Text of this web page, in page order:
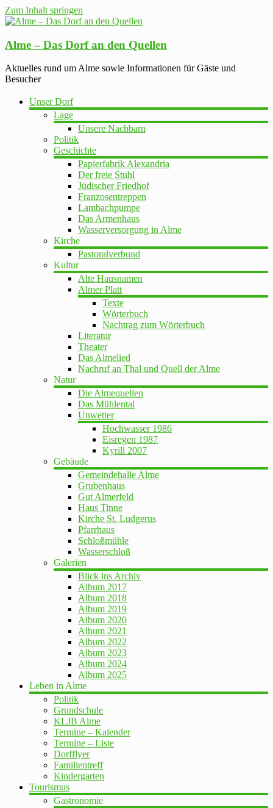
Zum Inhalt springen
Alme – Das Dorf an den Quellen
Aktuelles rund um Alme sowie Informationen für Gäste und
Besucher
Unser Dorf
Lage
Unsere Nachbarn
Politik
Geschichte
Papierfabrik Alexandria
Der freie Stuhl
Jüdischer Friedhof
Franzosentreppen
Lambachpumpe
Das Armenhaus
Wasserversorgung in Alme
Kirche
Pastoralverbund
Kultur
Alte Hausnamen
Almer Platt
Texte
Wörterbuch
Nachtrag zum Wörterbuch
Literatur
Theater
Das Almelied
Nachruf an Thal und Quell der Alme
Natur
Die Almequellen
Das Mühlental
Unwetter
Hochwasser 1986
Eisregen 1987
Kyrill 2007
Gebäude
Gemeindehalle Alme
Grubenhaus
Gut Almerfeld
Haus Tinne
Kirche St. Ludgerus
Pfarrhaus
Schloßmühle
Wasserschloß
Galerien
Blick ins Archiv
Album 2017
Album 2018
Album 2019
Album 2020
Album 2021
Album 2022
Album 2023
Album 2024
Album 2025
Leben in Alme
Politik
Grundschule
KLJB Alme
Termine – Kalender
Termine – Liste
Dorfflyer
Familientreff
Kindergarten
Tourismus
Gastronomie